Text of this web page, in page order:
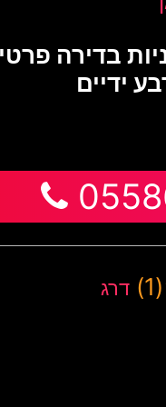
בדירה
ידיים
(1) דרג